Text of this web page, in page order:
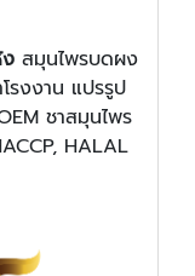
สมุนไพรบดผง
รงงาน แปรรูป
ชาสมุนไพร
HALAL